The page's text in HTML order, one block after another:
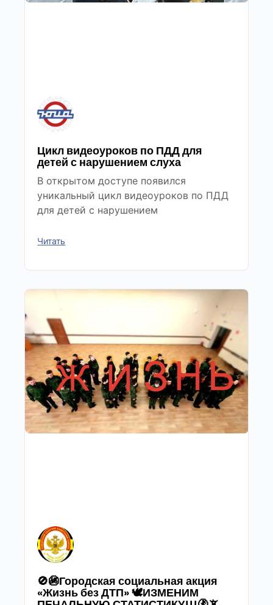
Цикл видеоуроков по ПДД для
детей с нарушением слуха
В открытом доступе появился
уникальный цикл видеоуроков по ПДД
для детей с нарушением
Читать
🚫🚳Городская социальная акция
«Жизнь без ДТП» 🕊ИЗМЕНИМ